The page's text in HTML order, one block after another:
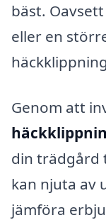
bäst.
eller en
Genom att
din trädgård
kan njuta av
jämföra